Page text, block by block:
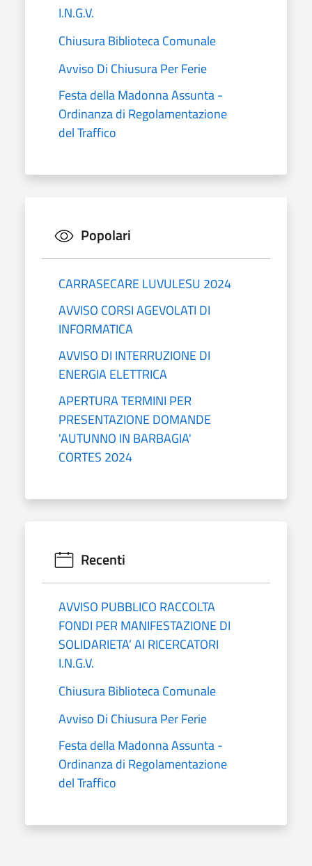
I.N.G.V.
Chiusura Biblioteca Comunale
Avviso Di Chiusura Per Ferie
Festa della Madonna Assunta -
Ordinanza di Regolamentazione
del Traffico
Popolari
CARRASECARE LUVULESU 2024
AVVISO CORSI AGEVOLATI DI
INFORMATICA
AVVISO DI INTERRUZIONE DI
ENERGIA ELETTRICA
APERTURA TERMINI PER
PRESENTAZIONE DOMANDE
'AUTUNNO IN BARBAGIA'
CORTES 2024
Recenti
AVVISO PUBBLICO RACCOLTA
FONDI PER MANIFESTAZIONE DI
SOLIDARIETA’ AI RICERCATORI
I.N.G.V.
Chiusura Biblioteca Comunale
Avviso Di Chiusura Per Ferie
Festa della Madonna Assunta -
Ordinanza di Regolamentazione
del Traffico